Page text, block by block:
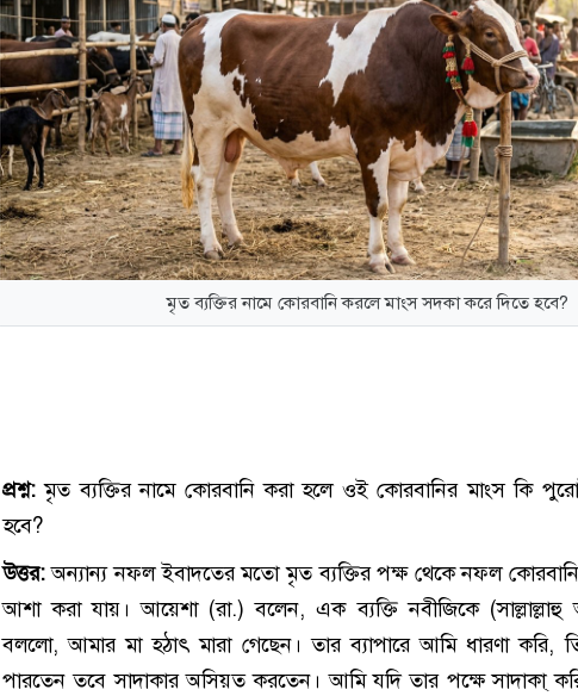
মৃত ব্যক্তির নামে কোরবানি করলে মাংস সদকা করে দিতে হবে?
প্রশ্ন:মৃত ব্যক্তির নামে কোরবানি করা হলে ওই কোরবানির মাংস কি
হবে?
উত্তর:অন্যান্য নফল ইবাদতের মতো মৃত ব্যক্তির পক্ষ থেকে নফল
আশা করা যায়। আয়েশা (রা.) বলেন, এক ব্যক্তি নবীজিকে (সাল্লাল্লাহু
বললো, আমার মা হঠাৎ মারা গেছেন। তার ব্যাপারে আমি ধারণা করি,
পারতেন তবে সাদাকার অসিয়ত করতেন। আমি যদি তার পক্ষে সাদাকা্